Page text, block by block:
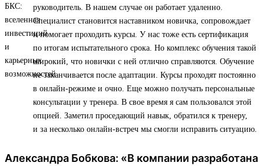
руководитель. В нашем случае он работает удаленно.
Специалист становится наставником новичка, сопровождает
и помогает проходить курсы. У нас тоже есть сертификация
по итогам испытательного срока. Но комплекс обучения такой
широкий, что новички с ней отлично справляются. Обучение
не заканчивается после адаптации. Курсы проходят постоянно
в онлайн-режиме и очно. Еще можно получать персональные
консультации у тренера. В свое время я сам пользовался этой
опцией. Заметил проседающий навык, обратился к тренеру,
и за несколько онлайн-встреч мы смогли исправить ситуацию.
Александра Бобкова: «В компании разработана